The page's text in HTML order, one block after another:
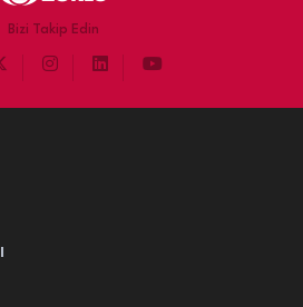
Bizi Takip Edin